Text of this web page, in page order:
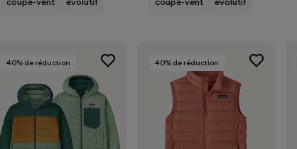
40% de réduction 40% de réduction